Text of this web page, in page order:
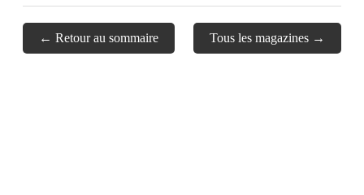
← Retour au sommaire Tous les magazines →